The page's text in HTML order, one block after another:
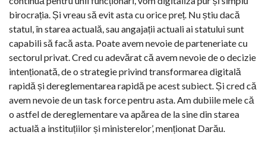
birocrația. Și vreau să evit asta cu orice preț. Nu știu dacă
statul, în starea actuală, sau angajații actuali ai statului sunt
capabili să facă asta. Poate avem nevoie de parteneriate cu
sectorul privat. Cred cu adevărat că avem nevoie de o decizie
intenționată, de o strategie privind transformarea digitală
rapidă și dereglementarea rapidă pe acest subiect. Și cred că
avem nevoie de un task force pentru asta. Am dubiile mele că
o astfel de dereglementare va apărea de la sine din starea
actuală a instituțiilor și ministerelor’, menționat Darău.